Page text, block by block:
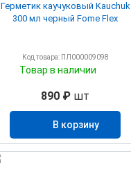
Герметик каучуковый Kauchuk
300 мл черный Fome Flex
Код товара: ПЛ000009098
Товар в наличии
890 ₽ шт
В корзину